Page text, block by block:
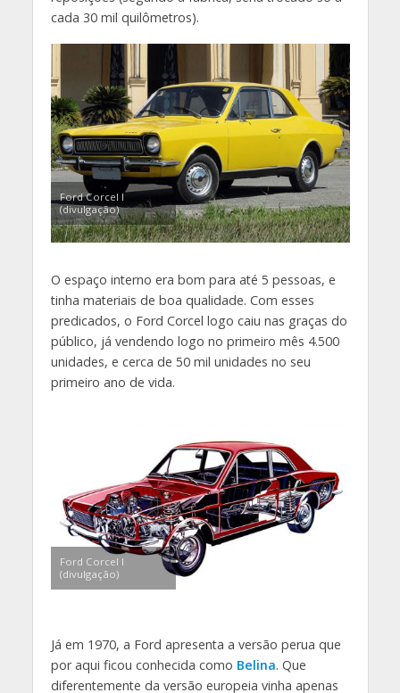
cada 30 mil quilômetros).
Ford Corcel I
(divulgação)
O espaço interno era bom para até 5 pessoas, e
tinha materiais de boa qualidade. Com esses
predicados, o Ford Corcel logo caiu nas graças do
público, já vendendo logo no primeiro mês 4.500
unidades, e cerca de 50 mil unidades no seu
primeiro ano de vida.
Ford Corcel I
(divulgação)
Já em 1970, a Ford apresenta a versão perua que
por aqui ficou conhecida como Belina. Que
diferentemente da versão europeia vinha apenas